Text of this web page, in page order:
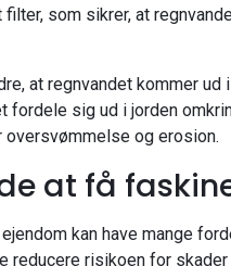
som sikrer, at
at regnvandet kommer
sig ud i jorden
og erosion.
at få
kan have mange
risikoen for